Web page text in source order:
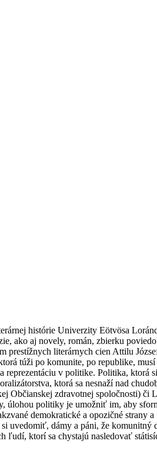
histórie Univerzity Eötvösa
ako aj novely, román, zbierku
literárnych cien Attilu
túži po komunite, po republike,
reprezentáciu v politike. Politika, ktorá
ktorá sa nesnaží nad
Občianskej zdravotnej spoločnosti) či
úlohou politiky je umožniť im, aby
demokratické a opozičné strany a
uvedomiť, dámy a páni, že komunitný
ľudí, ktorí sa chystajú nasledovať